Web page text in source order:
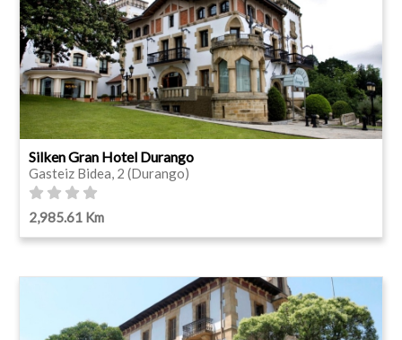
Silken Gran Hotel Durango
Gasteiz Bidea, 2 (Durango)
2,985.61 Km